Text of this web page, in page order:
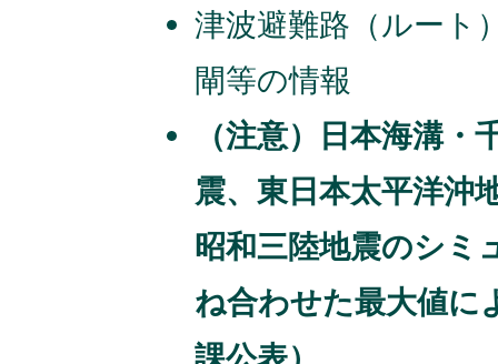
津波避難路（ルート
閘等の情報
（注意）日本海溝
震、東日本太平洋沖
昭和三陸地震のシミ
ね合わせた最大値に